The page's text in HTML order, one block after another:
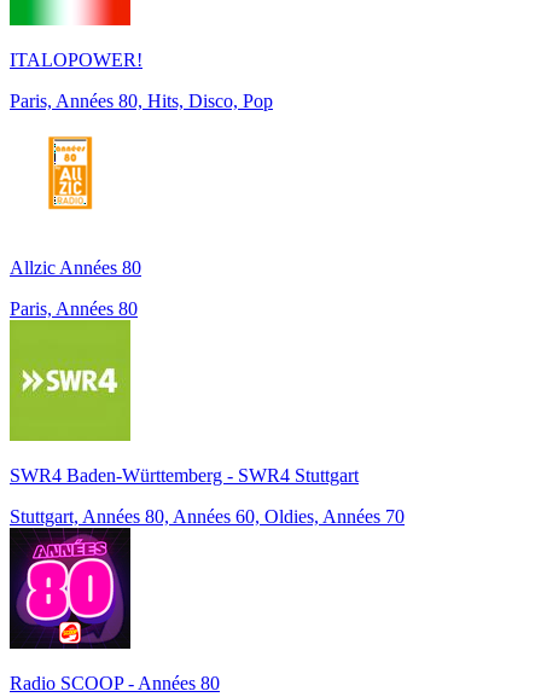
ITALOPOWER!
Paris, Années 80, Hits, Disco, Pop
Allzic Années 80
Paris, Années 80
SWR4 Baden-Württemberg - SWR4 Stuttgart
Stuttgart, Années 80, Années 60, Oldies, Années 70
Radio SCOOP - Années 80